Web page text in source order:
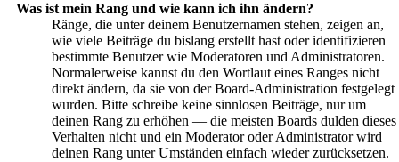
Was ist mein Rang und wie kann ich ihn ändern?
Ränge, die unter deinem Benutzernamen stehen, zeigen an,
wie viele Beiträge du bislang erstellt hast oder identifizieren
bestimmte Benutzer wie Moderatoren und Administratoren.
Normalerweise kannst du den Wortlaut eines Ranges nicht
direkt ändern, da sie von der Board-Administration festgelegt
wurden. Bitte schreibe keine sinnlosen Beiträge, nur um
deinen Rang zu erhöhen — die meisten Boards dulden dieses
Verhalten nicht und ein Moderator oder Administrator wird
deinen Rang unter Umständen einfach wieder zurücksetzen.